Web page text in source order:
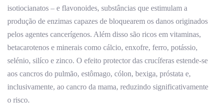
isotiocianatos – e flavonoides, substâncias que estimulam a
produção de enzimas capazes de bloquearem os danos originados
pelos agentes cancerígenos. Além disso são ricos em vitaminas,
betacarotenos e minerais como cálcio, enxofre, ferro, potássio,
selénio, silíco e zinco. O efeito protector das crucíferas estende-se
aos cancros do pulmão, estômago, cólon, bexiga, próstata e,
inclusivamente, ao cancro da mama, reduzindo significativamente
o risco.